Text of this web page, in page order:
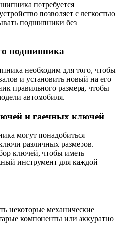
потребуется
позволяет с легкостью
подшипники без
подшипника
необходим для того, чтобы
и установить новый на его
правильного размера, чтобы
автомобиля.
и гаечных ключей
могут понадобиться
различных размеров.
ключей, чтобы иметь
инструмент для каждой
некоторые механические
компоненты или аккуратно